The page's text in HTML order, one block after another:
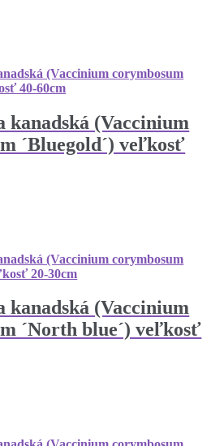
kanadská (Vaccinium
´Bluegold´) veľkosť
kanadská (Vaccinium
´North blue´) veľkosť